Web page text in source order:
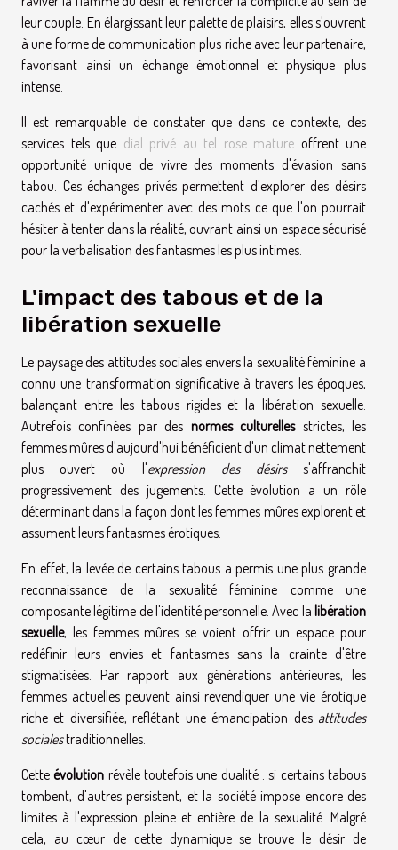
leur couple. En élargissant leur palette de plaisirs, elles s'ouvrent
à une forme de communication plus riche avec leur partenaire,
favorisant ainsi un échange émotionnel et physique plus
intense.
Il est remarquable de constater que dans ce contexte, des
services tels que dial privé au tel rose mature offrent une
opportunité unique de vivre des moments d'évasion sans
tabou. Ces échanges privés permettent d'explorer des désirs
cachés et d'expérimenter avec des mots ce que l'on pourrait
hésiter à tenter dans la réalité, ouvrant ainsi un espace sécurisé
pour la verbalisation des fantasmes les plus intimes.
L'impact des tabous et de la
libération sexuelle
Le paysage des attitudes sociales envers la sexualité féminine a
connu une transformation significative à travers les époques,
balançant entre les tabous rigides et la libération sexuelle.
Autrefois confinées par des normes culturellesstrictes, les
femmes mûres d'aujourd'hui bénéficient d'un climat nettement
plus ouvert où l'expression des désirss'affranchit
progressivement des jugements. Cette évolution a un rôle
déterminant dans la façon dont les femmes mûres explorent et
assument leurs fantasmes érotiques.
En effet, la levée de certains tabous a permis une plus grande
reconnaissance de la sexualité féminine comme une
composante légitime de l'identité personnelle. Avec la libération
sexuelle, les femmes mûres se voient offrir un espace pour
redéfinir leurs envies et fantasmes sans la crainte d'être
stigmatisées. Par rapport aux générations antérieures, les
femmes actuelles peuvent ainsi revendiquer une vie érotique
riche et diversifiée, reflétant une émancipation des attitudes
socialestraditionnelles.
Cetteévolution révèle toutefois une dualité : si certains tabous
tombent, d'autres persistent, et la société impose encore des
limites à l'expression pleine et entière de la sexualité. Malgré
cela, au cœur de cette dynamique se trouve le désir de